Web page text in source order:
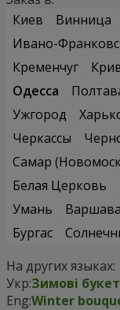
Киев
Винница
Ивано-
Кременчуг
Одесса
Ужгород
Черкассы
Самар
Белая Церковь
Умань
Варшава
Бургас
На других языках:
Укр:Зимові
Eng:Winter